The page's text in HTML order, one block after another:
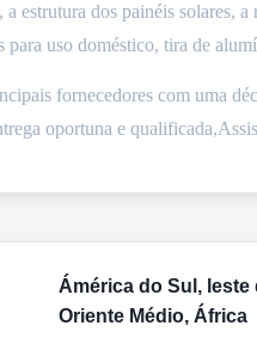
a estrutura dos painéis solares,
para uso doméstico, tira de
fornecedores com uma
oportuna e
Ámérica do Sul,
Oriente Médio, África